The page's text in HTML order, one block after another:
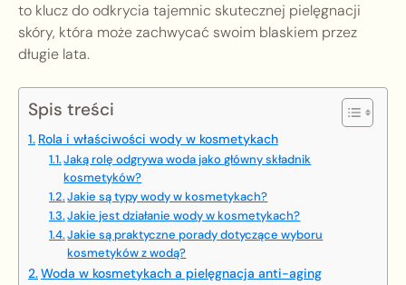
to klucz do odkrycia tajemnic skutecznej pielęgnacji
skóry, która może zachwycać swoim blaskiem przez
długie lata.
Spis treści
Rola i właściwości wody w kosmetykach
Jaką rolę odgrywa woda jako główny składnik
kosmetyków?
Jakie są typy wody w kosmetykach?
Jakie jest działanie wody w kosmetykach?
Jakie są praktyczne porady dotyczące wyboru
kosmetyków z wodą?
Woda w kosmetykach a pielęgnacja anti-aging